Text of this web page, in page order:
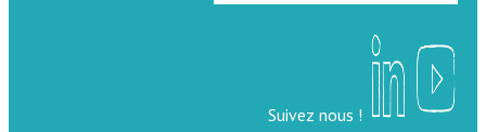
Suivez nous !